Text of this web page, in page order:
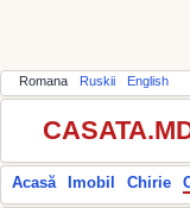
Romana Ruskii English
Acasă Imobil Chirie